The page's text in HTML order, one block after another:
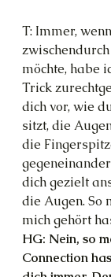
T: Immer,
möchte, habe
Trick
dich vor, wie
sitzt, die
die
dich gezielt
die Augen. So
mich gehört
HG: Nein, so
Connection